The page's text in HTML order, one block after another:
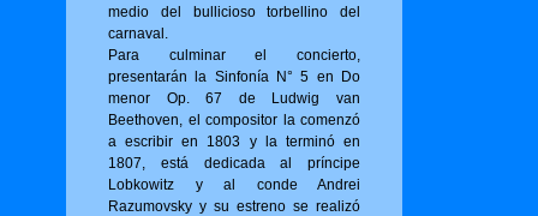
medio del bullicioso torbellino del
carnaval.
Para culminar el concierto,
presentarán la Sinfonía N° 5 en Do
menor Op. 67 de Ludwig van
Beethoven, el compositor la comenzó
a escribir en 1803 y la terminó en
1807, está dedicada al príncipe
Lobkowitz y al conde Andrei
Razumovsky y su estreno se realizó